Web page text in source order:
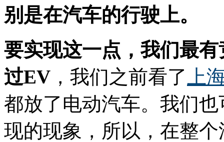
别是在汽车的行驶上。
要实现这一点，我们最
过EV ，我们之前看了
上
都放了电动汽车。我们
现的现象，所以，在整